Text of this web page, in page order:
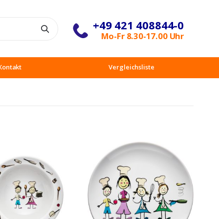
+49 421 408844-0
Mo-Fr 8.30-17.00 Uhr
Vergleichsliste